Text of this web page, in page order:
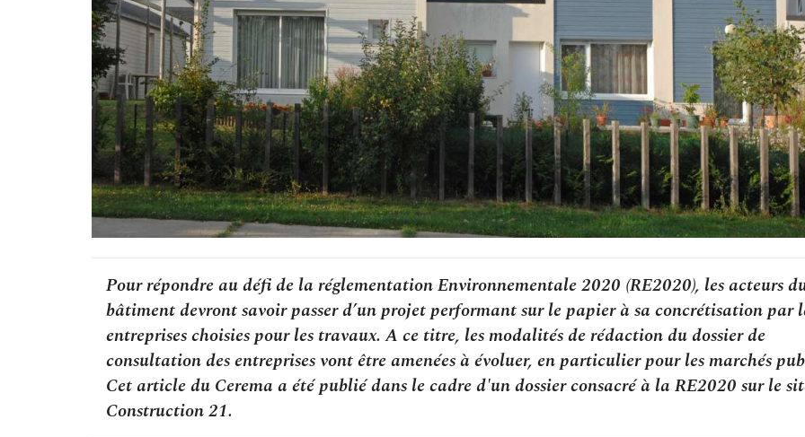
Pour répondre au défi de la réglementation Environnementale 2020 (RE2020), les acteurs
bâtiment devront savoir passer d’un projet performant sur le papier à sa concrétisation par
entreprises choisies pour les travaux. A ce titre, les modalités de rédaction du dossier de
consultation des entreprises vont être amenées à évoluer, en particulier pour les marchés
Cet article du Cerema a été publié dans le cadre d'un dossier consacré à la RE2020 sur le
Construction 21.